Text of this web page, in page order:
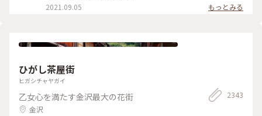
2021.09.05
もっとみる
ひがし茶屋街
ヒガシチャヤガイ
乙女心を満たす金沢最大の花街
金沢
2343